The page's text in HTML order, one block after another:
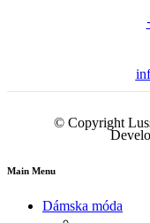
© Copyright
Main Menu
Dámska móda